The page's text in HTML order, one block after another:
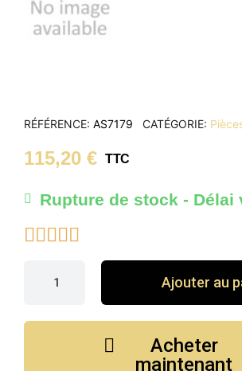
RÉFÉRENCE AS7179 CATÉGORIE
115,20 € TTC
Rupture de stock - Délai

Ajouter au
Acheter
maintenant